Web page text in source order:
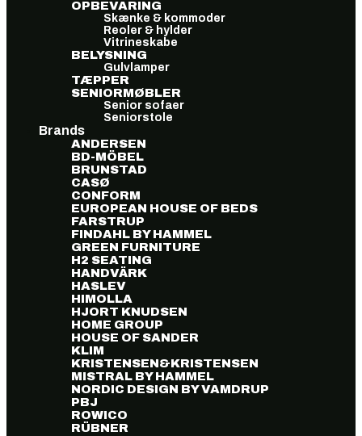
OPBEVARING
Skænke & kommoder
Reoler & hylder
Vitrineskabe
BELYSNING
Gulvlamper
TÆPPER
SENIORMØBLER
Senior sofaer
Seniorstole
Brands
ANDERSEN
BD-MÖBEL
BRUNSTAD
CASØ
CONFORM
EUROPEAN HOUSE OF BEDS
FARSTRUP
FINDAHL BY HAMMEL
GREEN FURNITURE
H2 SEATING
HANDVÄRK
HASLEV
HIMOLLA
HJORT KNUDSEN
HOME GROUP
HOUSE OF SANDER
KLIM
KRISTENSEN&KRISTENSEN
MISTRAL BY HAMMEL
NORDIC DESIGN BY VAMDRUP
PBJ
ROWICO
RÜBNER